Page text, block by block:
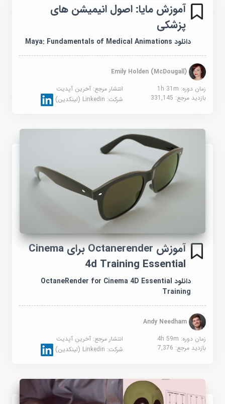
آموزش مایا: اصول انیمیشن های
پزشکی
دانلود Maya: Fundamentals of Medical Animations
Emily Holden (McDougall)
زمان دوره: 1h 31m
انتشار مرجع:آخرین آپدیت
بازدید مرجع:331,145 شرکت:Linkedin (لینکدین)
آموزش Octanerender برای Cinema
4d Training Essential
دانلود OctaneRender for Cinema 4D Essential
Training
Andy Needham
زمان دوره: 4h 59m
انتشار مرجع:آخرین آپدیت
بازدید مرجع:7,376 شرکت:Linkedin (لینکدین)